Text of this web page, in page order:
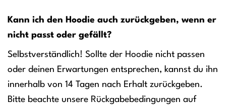
Kann ich den Hoodie auch zurückgeben, wenn er
nicht passt oder gefällt?
Selbstverständlich! Sollte der Hoodie nicht passen
oder deinen Erwartungen entsprechen, kannst du ihn
innerhalb von 14 Tagen nach Erhalt zurückgeben.
Bitte beachte unsere Rückgabebedingungen auf